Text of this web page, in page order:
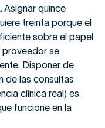
Asignar quince
treinta porque el
sobre el papel
proveedor se
Disponer de
de las consultas
clínica real) es
funcione en la